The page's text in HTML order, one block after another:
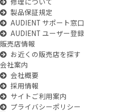
製品保証規定
AUDIENT サポート窓口
AUDIENT ユーザー登録
販売店情報
お近くの販売店を探す
会社案内
会社概要
採用情報
サイトご利用案内
プライバシーポリシー